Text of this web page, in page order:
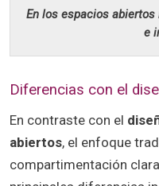
En los espacios
e
Diferencias con el
En contraste con el
abiertos, el enfoque
compartimentación